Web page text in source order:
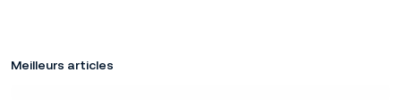
Meilleurs articles